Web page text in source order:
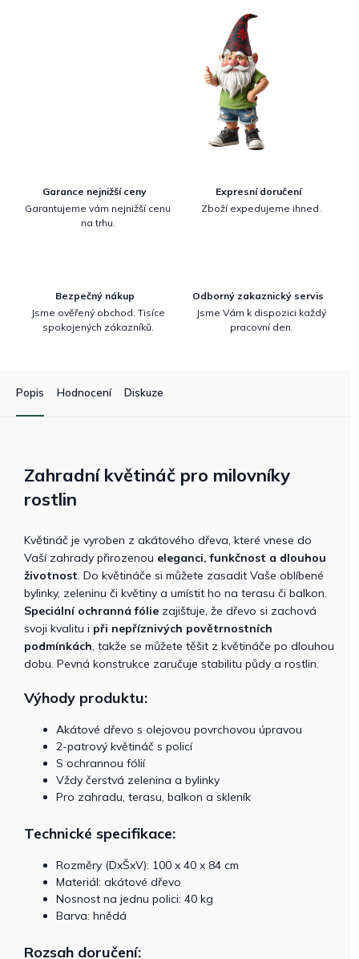
Garance nejnižší ceny
Garantujeme vám nejnižší cenu
na trhu.
Expresní doručení
Zboží expedujeme ihned.
Bezpečný nákup
Jsme ověřený obchod. Tisíce
spokojených zákazníků.
Odborný zakaznický servis
Jsme Vám k dispozici každý
pracovní den.
Popis Hodnocení Diskuze
Zahradní květináč pro milovníky
rostlin
Květináč je vyroben z akátového dřeva, které vnese do
Vaší zahrady přirozenou eleganci, funkčnost a dlouhou
životnost. Do květináče si můžete zasadit Vaše oblíbené
bylinky, zeleninu či květiny a umístit ho na terasu či balkon.
Speciální ochranná fólie zajišťuje, že dřevo si zachová
svoji kvalitu i při nepříznivých povětrnostních
podmínkách, takže se můžete těšit z květináče po dlouhou
dobu. Pevná konstrukce zaručuje stabilitu půdy a rostlin.
Výhody produktu:
Akátové dřevo s olejovou povrchovou úpravou
2-patrový květináč s policí
S ochrannou fólií
Vždy čerstvá zelenina a bylinky
Pro zahradu, terasu, balkon a skleník
Technické specifikace:
Rozměry (DxŠxV): 100 x 40 x 84 cm
Materiál: akátové dřevo
Nosnost na jednu polici: 40 kg
Barva: hnědá
Rozsah doručení: